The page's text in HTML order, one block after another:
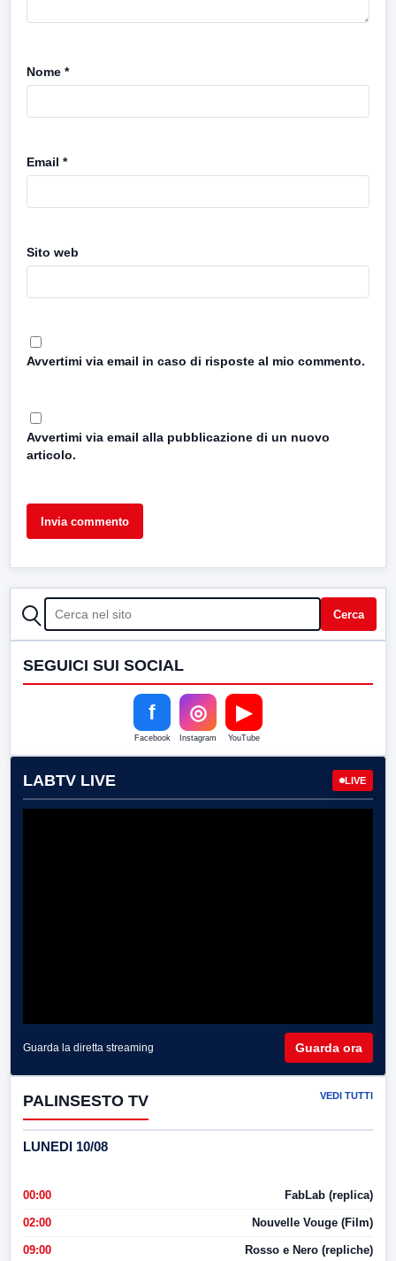
Nome *
Email *
Sito web
Avvertimi via email in caso di risposte al mio commento.
Avvertimi via email alla pubblicazione di un nuovo
articolo.
CERCA Cerca
SEGUICI SUI SOCIAL
f
Facebook
◎
Instagram
▶
YouTube
LABTV LIVE LIVE
Guarda la diretta streaming Guarda ora
PALINSESTO TV VEDI TUTTI
LUNEDI 10/08
00:00 FabLab (replica)
02:00 Nouvelle Vouge (Film)
09:00 Rosso e Nero (repliche)